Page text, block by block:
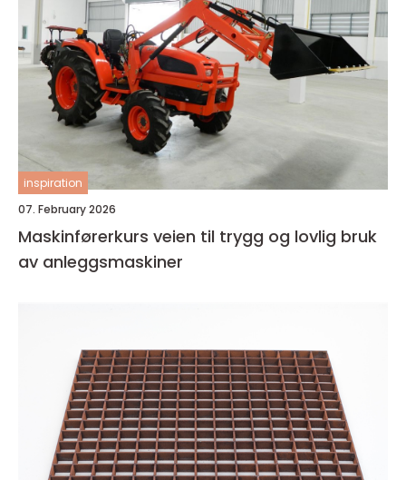
inspiration
07. February 2026
Maskinførerkurs veien til trygg og lovlig bruk
av anleggsmaskiner